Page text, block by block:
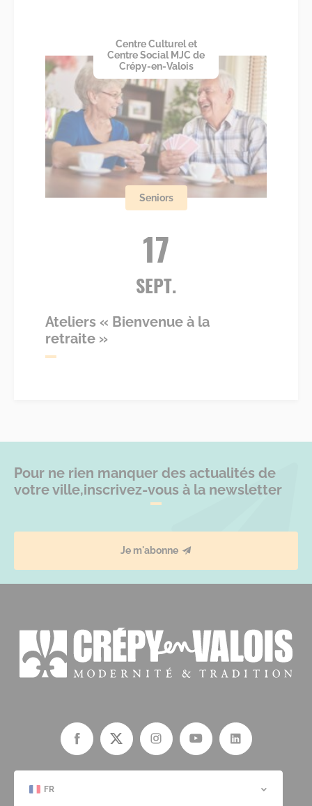
Centre Culturel et
Centre Social MJC de
Crépy-en-Valois
Seniors
17
SEPT.
Ateliers « Bienvenue à la
retraite »
Pour ne rien manquer des actualités de
votre ville,inscrivez-vous à la newsletter
Je m'abonne
FR